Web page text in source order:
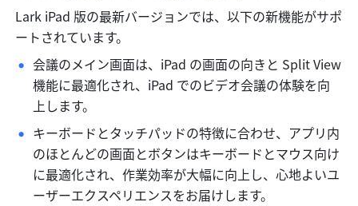
Lark iPad 版の最新バージョンでは、以下の新機能がサポ
ートされています。
会議のメイン画面は、iPad の画面の向きと Split View
機能に最適化され、iPad でのビデオ会議の体験を向
上します。
キーボードとタッチパッドの特徴に合わせ、アプリ内
のほとんどの画面とボタンはキーボードとマウス向け
に最適化され、作業効率が大幅に向上し、心地よいユ
ーザーエクスペリエンスをお届けします。